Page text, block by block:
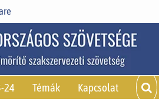
24 Témák Kapcsolat